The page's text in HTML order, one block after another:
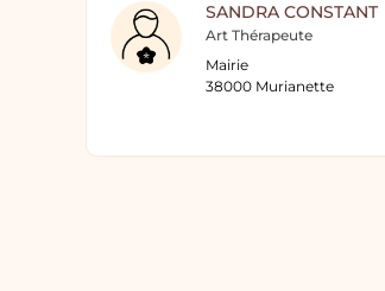
SANDRA CONSTANT
Art Thérapeute
Mairie
38000 Murianette